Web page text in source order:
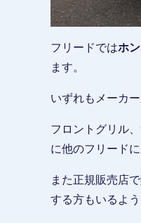
フリードではホ
ます。
いずれもメーカ
フロントグリル
に他のフリード
また正規販売店
する方もいるよう